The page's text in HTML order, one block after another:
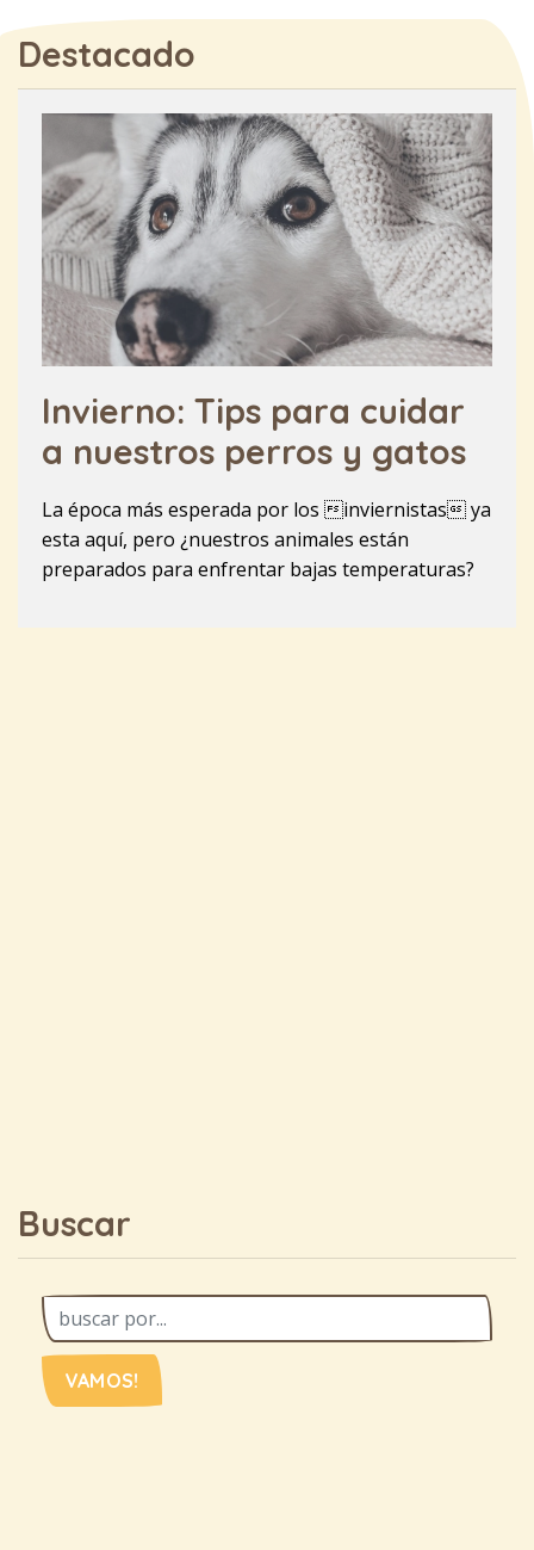
Destacado
Invierno: Tips para cuidar
a nuestros perros y gatos
La época más esperada por los inviernistas ya
esta aquí, pero ¿nuestros animales están
preparados para enfrentar bajas temperaturas?
Buscar
VAMOS!